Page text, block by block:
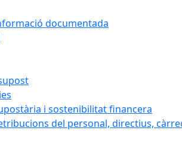
documentada
i sostenibilitat financera
del personal, directius,